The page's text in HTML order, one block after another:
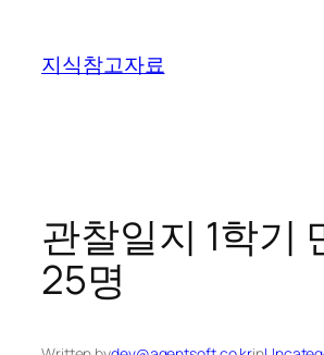
지식참고자료
관찰일지 1학기
25명